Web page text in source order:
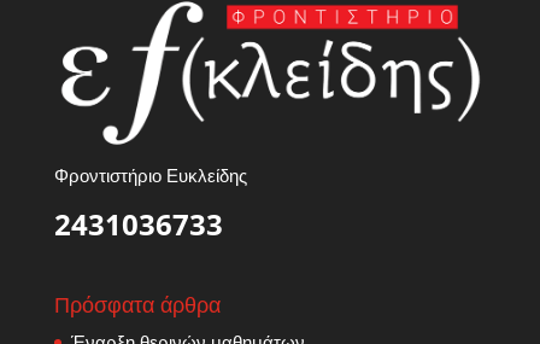
Φροντιστήριο Ευκλείδης
2431036733
Πρόσφατα άρθρα